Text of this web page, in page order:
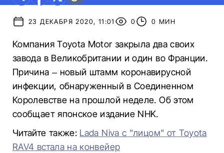
23 ДЕКАБРЯ 2020, 11:01 0 0 МИН
Компания Toyota Motor закрыла два своих
завода в Великобритании и один во Франции.
Причина – новый штамм коронавирусной
инфекции, обнаруженный в Соединенном
Королевстве на прошлой неделе. Об этом
сообщает японское издание NHK.
Читайте также: Lada Niva с "лицом" от Toyota
RAV4 встала на конвейер